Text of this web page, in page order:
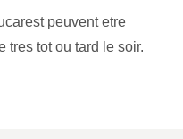
peuvent etre
tres tot ou tard le soir.